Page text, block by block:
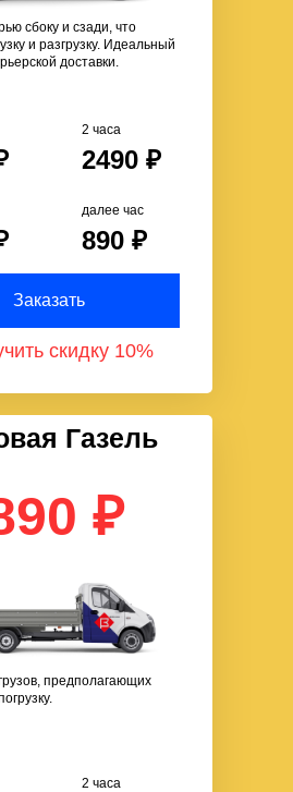
сбоку и сзади, что
и разгрузку. Идеальный
доставки.
Заказать
2490 ₽
2 часа
890 ₽
далее час
скидку 10%
Газель
₽
предполагающих
2 часа